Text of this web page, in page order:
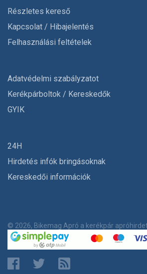
Részletes kereső
Kapcsolat / Hibajelentés
Felhasználási feltételek
Adatvédelmi szabályzatot
Kerékpárboltok / Kereskedők
GYIK
24H
Hirdetés infók bringásoknak
Kereskedői információk
© 2026, Bikemag Apró a kerékpár